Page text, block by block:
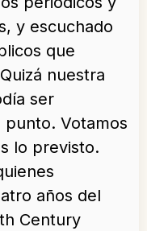
y escuchado
que
nuestra
ser
Votamos
lo previsto.
años del
Century